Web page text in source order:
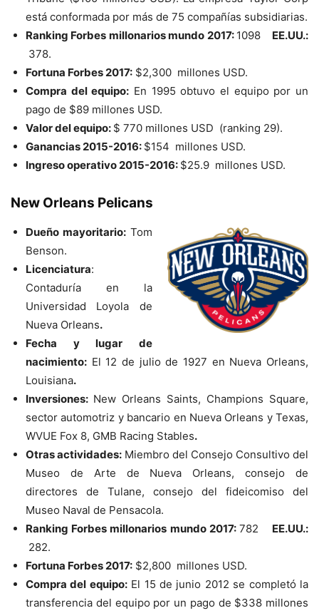
está conformada por más de 75 compañías subsidiarias.
Ranking Forbes millonarios mundo 2017: 1098
EE.UU.:
378.
Fortuna Forbes 2017: $2,300 millones USD.
Compra del equipo: En 1995 obtuvo el equipo por un
pago de $89 millones USD.
Valor del equipo: $ 770 millones USD (ranking 29).
Ganancias 2015-2016: $154 millones USD.
Ingreso operativo 2015-2016: $25.9 millones USD.
New Orleans Pelicans
Dueño mayoritario: Tom
Benson.
Licenciatura:
Contaduría en la
Universidad Loyola de
Nueva Orleans.
Fecha y lugar de
nacimiento: El 12 de julio de 1927 en Nueva Orleans,
Louisiana.
Inversiones: New Orleans Saints, Champions Square,
sector automotriz y bancario en Nueva Orleans y Texas,
WVUE Fox 8, GMB Racing Stables.
Otras actividades: Miembro del Consejo Consultivo del
Museo de Arte de Nueva Orleans, consejo de
directores de Tulane, consejo del fideicomiso del
Museo Naval de Pensacola.
Ranking Forbes millonarios mundo 2017:782
EE.UU.:
282.
Fortuna Forbes 2017: $2,800 millones USD.
Compra del equipo:El 15 de junio 2012 se completó la
transferencia del equipo por un pago de $338 millones